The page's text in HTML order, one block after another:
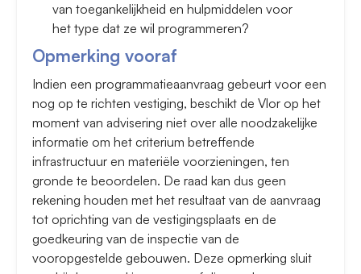
van toegankelijkheid en hulpmiddelen voor
het type dat ze wil programmeren?
Opmerking vooraf
Indien een programmatieaanvraag gebeurt voor een
nog op te richten vestiging, beschikt de Vlor op het
moment van advisering niet over alle noodzakelijke
informatie om het criterium betreffende
infrastructuur en materiële voorzieningen, ten
gronde te beoordelen. De raad kan dus geen
rekening houden met het resultaat van de aanvraag
tot oprichting van de vestigingsplaats en de
goedkeuring van de inspectie van de
vooropgestelde gebouwen. Deze opmerking sluit